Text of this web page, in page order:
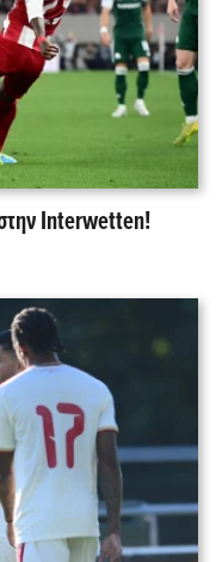
Interwetten!